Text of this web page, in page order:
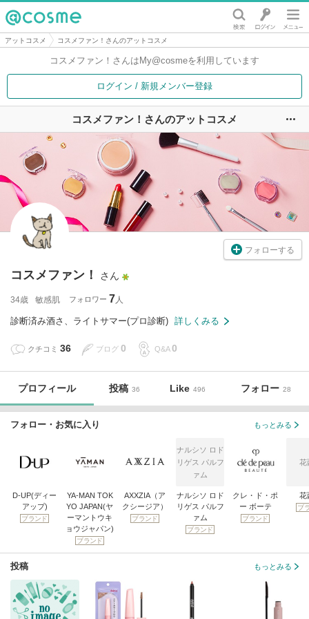
@cosme
アットコスメ コスメファン！さんのアットコスメ
コスメファン！さんは My@cosmeを利用しています
ログイン / 新規メンバー登録
コスメファン！さんのアットコスメ
フォローする
コスメファン！ さん
34歳 敏感肌 フォロワー 7
診断済み酒さ、ライトサマー(プロ診断) 詳しくみる
クチコミ 36 ブログ 0 Q&A 0
プロフィール 投稿 36 Like 496 フォロー 28
フォロー・お気に入り もっとみる
D-UP(ディー
アップ)
ブランド
YA-MAN TOK
YO JAPAN(ヤ
ーマントウキ
ョウジャパン)
ブランド
AXXZIA（ア
クシージア）
ブランド
ナルシソ ロド
リゲス パルフ
ァム
ナルシソ ロド
リゲス パルフ
ァム
ブランド
クレ・ド・ポ
ー ボーテ
ブランド
花
花
ブ
投稿 もっとみる